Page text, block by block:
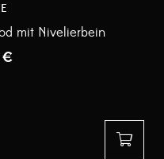
mit Nivelierbein
€